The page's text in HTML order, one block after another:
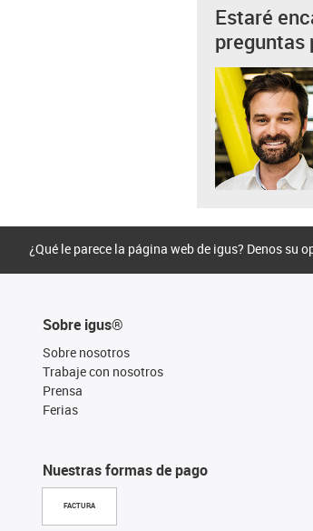
Estaré
preguntas
¿Qué le parece la página web de igus? Denos su
Sobre igus®
Sobre nosotros
Trabaje con nosotros
Prensa
Ferias
Nuestras formas de pago
FACTURA